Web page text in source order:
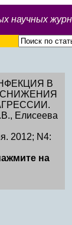
научных
В
СНИЖЕНИЯ
Елисеева
2012; N4:
на